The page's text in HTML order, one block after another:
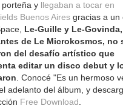
y
llegaban a tocar en
Buenos Aires gracias a un
Le-Guille y Le-
de Le Microkosmos, no
del desafío artístico que
editar un disco debut y
. Conocé "Es un hermoso
adelanto del álbum, y
Free Download .